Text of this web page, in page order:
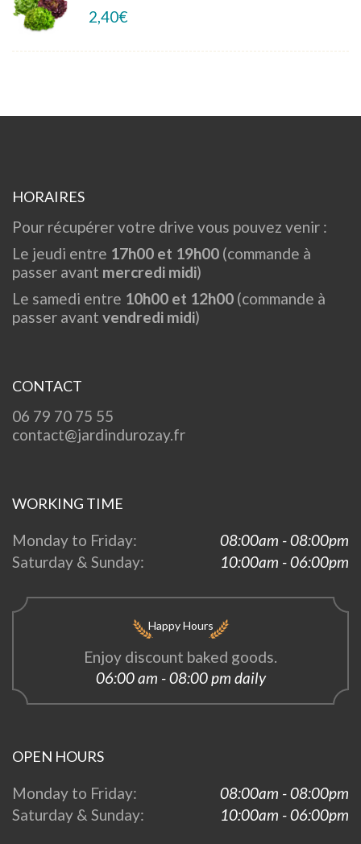
2,40€
HORAIRES
Pour récupérer votre drive vous pouvez venir :
Le jeudi entre 17h00 et 19h00 (commande à
passer avant mercredi midi)
Le samedi entre 10h00 et 12h00 (commande à
passer avant vendredi midi)
CONTACT
06 79 70 75 55
contact@jardindurozay.fr
WORKING TIME
Monday to Friday:
08:00am - 08:00pm
Saturday & Sunday:
10:00am - 06:00pm
Happy Hours
Enjoy discount baked goods.
06:00 am - 08:00 pm daily
OPEN HOURS
Monday to Friday:
08:00am - 08:00pm
Saturday & Sunday:
10:00am - 06:00pm